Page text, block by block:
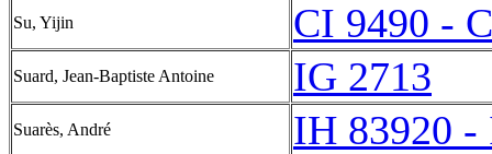
Su, Yijin CI 9490 -
Suard, Jean-Baptiste Antoine IG 2713
Suarès, André IH 83920 -